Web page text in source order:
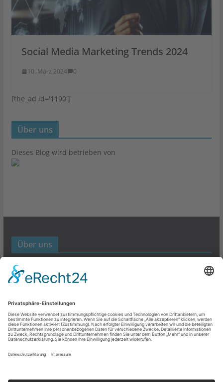
Social Media Marketing Trends 2024
10. März 2024 0
[the_ad id='1190']
Über uns
Dieses Blog wird betrieben von
Über uns
Werbund- und Marketing Blog
Links
Datenschutz
Impressum